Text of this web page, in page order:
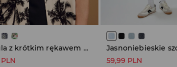
Koszula z krótkim rękawem biała w czarne palmy
59,99 PLN